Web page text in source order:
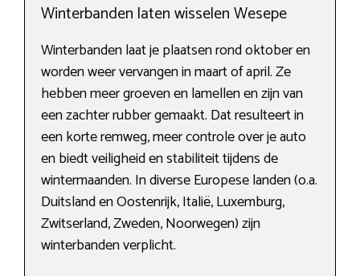
Winterbanden laten wisselen Wesepe
Winterbanden laat je plaatsen rond oktober en
worden weer vervangen in maart of april. Ze
hebben meer groeven en lamellen en zijn van
een zachter rubber gemaakt. Dat resulteert in
een korte remweg, meer controle over je auto
en biedt veiligheid en stabiliteit tijdens de
wintermaanden. In diverse Europese landen (o.a.
Duitsland en Oostenrijk, Italië, Luxemburg,
Zwitserland, Zweden, Noorwegen) zijn
winterbanden verplicht.